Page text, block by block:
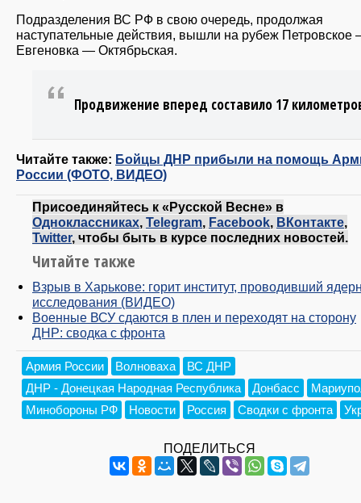
Подразделения ВС РФ в свою очередь, продолжая
наступательные действия, вышли на рубеж Петровское
Евгеновка — Октябрьская.
Продвижение вперед составило 17
Читайте также: Бойцы ДНР прибыли на помощь
России (ФОТО, ВИДЕО)
Присоединяйтесь к «Русской Весне» в
Одноклассниках, Telegram, Facebook, ВКонтакте,
Twitter, чтобы быть в курсе последних новостей.
Читайте также
Взрыв в Харькове: горит институт, проводивший
исследования (ВИДЕО)
Военные ВСУ сдаются в плен и переходят на сторону
ДНР: сводка с фронта
Армия России Волноваха
ВС ДНР
ДНР - Донецкая Народная Республика
Донбасс
Минобороны РФ
Новости Россия Сводки с фронта
ПОДЕЛИТЬСЯ